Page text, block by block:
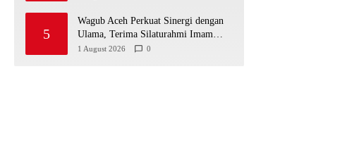
5
Wagub Aceh Perkuat Sinergi dengan
Ulama, Terima Silaturahmi Imam
Masjid Raya Baiturrahman
1 August 2026 0